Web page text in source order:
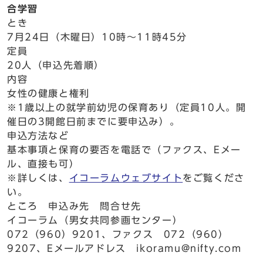
合学習
とき
7月24日（木曜日）10時～11時45分
定員
20人（申込先着順）
内容
女性の健康と権利
※1歳以上の就学前幼児の保育あり（定員10人。開
催日の3開館日前までに要申込み）。
申込方法など
基本事項と保育の要否を電話で（ファクス、Eメー
ル、直接も可）
※詳しくは、 イコーラムウェブサイト をご覧くださ
い。
ところ 申込み先 問合せ先
イコーラム（男女共同参画センター）
072（960）9201、ファクス 072（960）
9207、Eメールアドレス ikoramu@nifty.com